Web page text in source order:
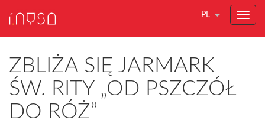
PL
ZBLIŻA SIĘ JARMARK
ŚW. RITY „OD PSZCZÓŁ
DO RÓŻ”